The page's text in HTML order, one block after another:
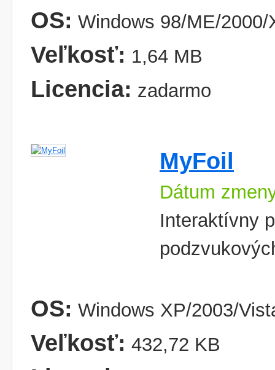
OS: Windows 98/ME/
Veľkosť: 1,64 MB
Licencia: zadarmo
MyFoil
Dátum
Interaktívny
OS: Windows XP/2003/
Veľkosť: 432,72 KB